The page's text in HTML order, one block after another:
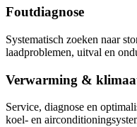
Foutdiagnose
Systematisch zoeken naar
laadproblemen, uitval en
Verwarming &
Service, diagnose en
koel- en